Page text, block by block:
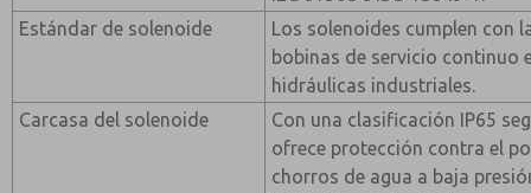
Estándar de solenoide
Los solenoides cumplen con
bobinas de servicio continuo
hidráulicas industriales.
Carcasa del solenoide
Con una clasificación IP65
ofrece protección contra el
chorros de agua a baja